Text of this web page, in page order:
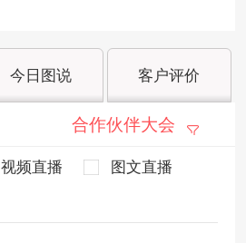
今日图说 客户评价
合作伙伴大会
视频直播
图文直播